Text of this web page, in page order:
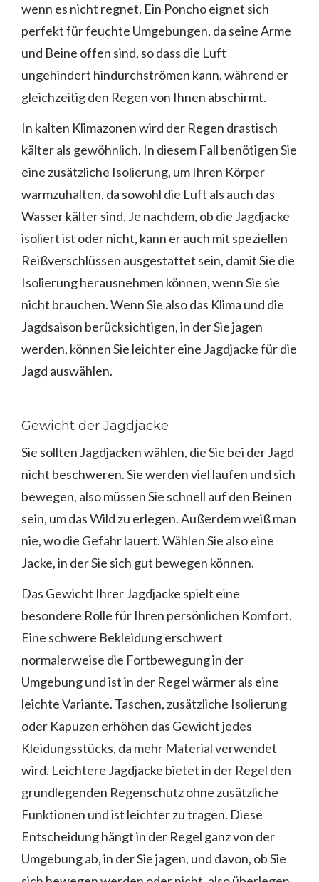
wenn es nicht regnet. Ein Poncho eignet sich
perfekt für feuchte Umgebungen, da seine Arme
und Beine offen sind, so dass die Luft
ungehindert hindurchströmen kann, während er
gleichzeitig den Regen von Ihnen abschirmt.
In kalten Klimazonen wird der Regen drastisch
kälter als gewöhnlich. In diesem Fall benötigen Sie
eine zusätzliche Isolierung, um Ihren Körper
warmzuhalten, da sowohl die Luft als auch das
Wasser kälter sind. Je nachdem, ob die Jagdjacke
isoliert ist oder nicht, kann er auch mit speziellen
Reißverschlüssen ausgestattet sein, damit Sie die
Isolierung herausnehmen können, wenn Sie sie
nicht brauchen. Wenn Sie also das Klima und die
Jagdsaison berücksichtigen, in der Sie jagen
werden, können Sie leichter eine Jagdjacke für die
Jagd auswählen.
Gewicht der Jagdjacke
Sie sollten Jagdjacken wählen, die Sie bei der Jagd
nicht beschweren. Sie werden viel laufen und sich
bewegen, also müssen Sie schnell auf den Beinen
sein, um das Wild zu erlegen. Außerdem weiß man
nie, wo die Gefahr lauert. Wählen Sie also eine
Jacke, in der Sie sich gut bewegen können.
Das Gewicht Ihrer Jagdjacke spielt eine
besondere Rolle für Ihren persönlichen Komfort.
Eine schwere Bekleidung erschwert
normalerweise die Fortbewegung in der
Umgebung und ist in der Regel wärmer als eine
leichte Variante. Taschen, zusätzliche Isolierung
oder Kapuzen erhöhen das Gewicht jedes
Kleidungsstücks, da mehr Material verwendet
wird. Leichtere Jagdjacke bietet in der Regel den
grundlegenden Regenschutz ohne zusätzliche
Funktionen und ist leichter zu tragen. Diese
Entscheidung hängt in der Regel ganz von der
Umgebung ab, in der Sie jagen, und davon, ob Sie